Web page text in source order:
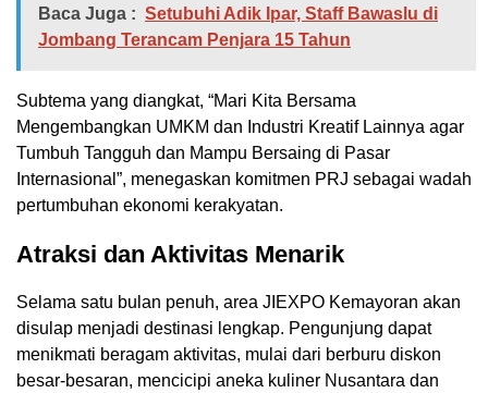
Baca Juga : Setubuhi Adik Ipar, Staff Bawaslu di
Jombang Terancam Penjara 15 Tahun
Subtema yang diangkat, “Mari Kita Bersama
Mengembangkan UMKM dan Industri Kreatif Lainnya agar
Tumbuh Tangguh dan Mampu Bersaing di Pasar
Internasional”, menegaskan komitmen PRJ sebagai wadah
pertumbuhan ekonomi kerakyatan.
Atraksi dan Aktivitas Menarik
Selama satu bulan penuh, area JIEXPO Kemayoran akan
disulap menjadi destinasi lengkap. Pengunjung dapat
menikmati beragam aktivitas, mulai dari berburu diskon
besar-besaran, mencicipi aneka kuliner Nusantara dan